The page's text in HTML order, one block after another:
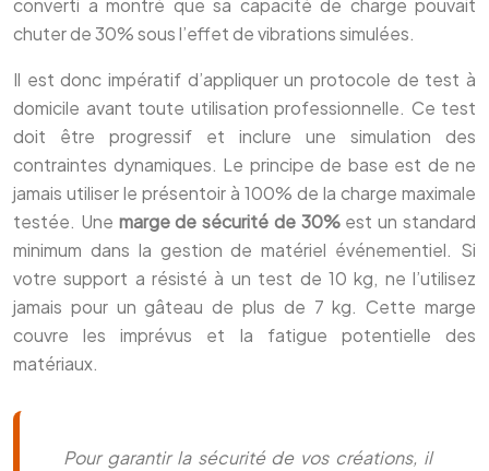
converti a montré que sa capacité de charge pouvait
chuter de 30% sous l’effet de vibrations simulées.
Il est donc impératif d’appliquer un protocole de test à
domicile avant toute utilisation professionnelle. Ce test
doit être progressif et inclure une simulation des
contraintes dynamiques. Le principe de base est de ne
jamais utiliser le présentoir à 100% de la charge maximale
testée. Une marge de sécurité de 30%est un standard
minimum dans la gestion de matériel événementiel. Si
votre support a résisté à un test de 10 kg, ne l’utilisez
jamais pour un gâteau de plus de 7 kg. Cette marge
couvre les imprévus et la fatigue potentielle des
matériaux.
Pour garantir la sécurité de vos créations, il